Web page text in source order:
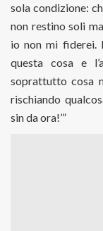
sola condizione:
non restino soli
io non mi fiderei.
questa cosa e
soprattutto cosa
rischiando
sin da ora!’”